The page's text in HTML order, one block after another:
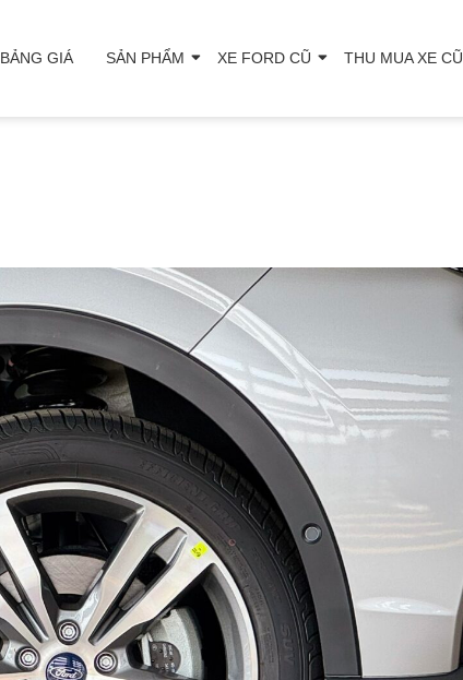
BẢNG GIÁ SẢN PHẨM XE FORD CŨ THU MUA XE CŨ